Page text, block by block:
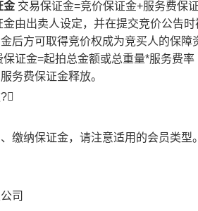
金 交易保证金=竞价保证金+服务费保
金由出卖人设定，并在提交竞价公告
后方可取得竞价权成为竞买人的保障
保证金=起拍总金额或总重量*服务费率
务费保证金释放。

缴纳保证金，请注意适用的会员类型
司